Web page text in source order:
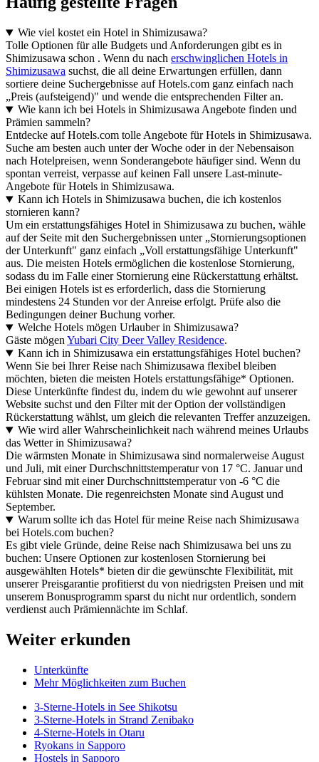
Wie viel kostet ein Hotel in Shimizusawa?
Tolle Optionen für alle Budgets und Anforderungen gibt es in
Shimizusawa schon . Wenn du nach erschwinglichen Hotels in
Shimizusawa suchst, die all deine Erwartungen erfüllen, dann
sortiere deine Suchergebnisse auf Hotels.com ganz einfach nach
„Preis (aufsteigend)" und wende die entsprechenden Filter an.
Wie kann ich bei Hotels in Shimizusawa Angebote finden und
Prämien sammeln?
Entdecke auf Hotels.com tolle Angebote für Hotels in Shimizusawa.
Suche am besten auch unter der Woche oder in der Nebensaison
nach Hotelpreisen, wenn Sonderangebote häufiger sind. Wenn du
spontan verreist, verpasse auf keinen Fall unsere Last-minute-
Angebote für Hotels in Shimizusawa.
Kann ich Hotels in Shimizusawa buchen, die ich kostenlos
stornieren kann?
Um ein erstattungsfähiges Hotel in Shimizusawa zu buchen, wähle
auf der Seite mit den Suchergebnissen unter „Stornierungsoptionen
der Unterkunft" ganz einfach „Voll erstattungsfähige Unterkunft"
aus. Die meisten Hotels ermöglichen die kostenlose Stornierung,
sodass du im Falle einer Stornierung eine Rückerstattung erhältst.
Bei einigen Hotels ist es erforderlich, dass die Stornierung
mindestens 24 Stunden vor der Anreise erfolgt. Prüfe also die
Bedingungen deiner Buchung vorher.
Welche Hotels mögen Urlauber in Shimizusawa?
Gäste mögen Yubari City Deer Valley Residence.
Kann ich in Shimizusawa ein erstattungsfähiges Hotel buchen?
Wenn Sie bei Ihrer Reise nach Shimizusawa flexibel bleiben
möchten, bieten die meisten Hotels erstattungsfähige* Optionen.
Diese Unterkünfte findest du, indem du wie gewohnt auf unserer
Website suchst und den Filter mit der Option der vollständigen
Rückerstattung wählst, um gleich die relevanten Treffer anzuzeigen.
Wie wird aller Wahrscheinlichkeit nach während meines Urlaubs
das Wetter in Shimizusawa?
Die wärmsten Monate in Shimizusawa sind normalerweise August
und Juli, mit einer Durchschnittstemperatur von 17 °C. Januar und
Februar sind mit einer Durchschnittstemperatur von -6 °C die
kühlsten Monate. Die regenreichsten Monate sind August und
September.
Warum sollte ich das Hotel für meine Reise nach Shimizusawa
bei Hotels.com buchen?
Es gibt viele Gründe, deine Reise nach Shimizusawa bei uns zu
buchen: Unsere Optionen zur kostenlosen Stornierung bei
ausgewählten Hotels* bieten dir die gewünschte Flexibilität, mit
unserer Preisgarantie profitierst du von niedrigsten Preisen und mit
unserem Bonusprogramm sparst du nicht nur ordentlich, sondern
verdienst auch Prämiennächte im Schlaf.
Weiter erkunden
Unterkünfte
Mehr Möglichkeiten zum Buchen
3-Sterne-Hotels in See Shikotsu
3-Sterne-Hotels in Strand Zenibako
4-Sterne-Hotels in Otaru
Ryokans in Sapporo
Hostels in Sapporo